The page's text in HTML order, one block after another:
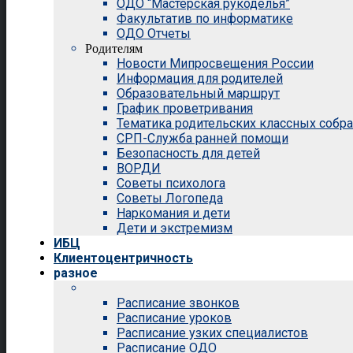
ОДО “Мастерская рукоделья”
Факультатив по информатике
ОДО Отчеты
Родителям
Новости Мипросвещения России
Информация для родителей
Образовательный маршрут
График проветривания
Тематика родительских классных
СРП-Служба ранней помощи
Безопасность для детей
ВОРДИ
Советы психолога
Советы Логопеда
Наркомания и дети
Дети и экстремизм
ИБЦ
Клиентоцентричность
разное
Расписание звонков
Расписание уроков
Расписание узких специалистов
Расписание ОДО